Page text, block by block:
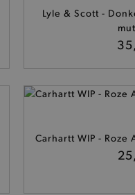
Lyle & Scott -
Carhartt WIP - Roze